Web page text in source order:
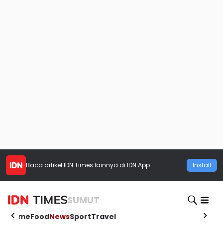
Baca artikel IDN Times lainnya di IDN App Install
SUMUT
HomeFoodNewsSportTravel